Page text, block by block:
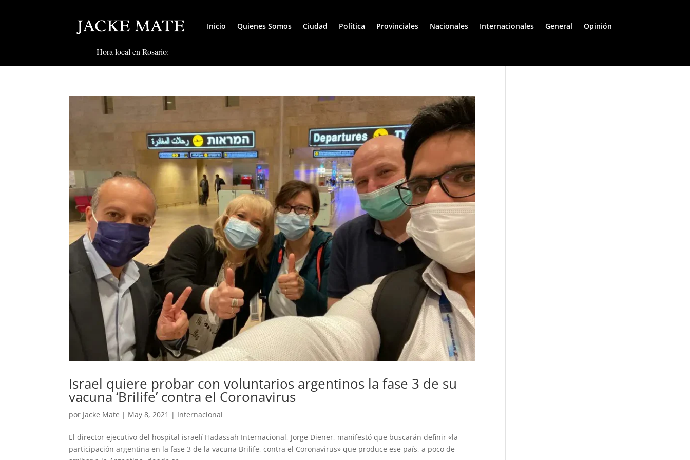
Inicio Quienes Somos Ciudad Política Provinciales Nacionales Internacionales General Opinión
Hora local en Rosario:
Israel quiere probar con voluntarios argentinos la fase 3 de su
vacuna ‘Brilife’ contra el Coronavirus
por Jacke Mate | May 8, 2021 | Internacional
El director ejecutivo del hospital israelí Hadassah Internacional, Jorge Diener, manifestó que buscarán definir «la
participación argentina en la fase 3 de la vacuna Brilife, contra el Coronavirus» que produce ese país, a poco de